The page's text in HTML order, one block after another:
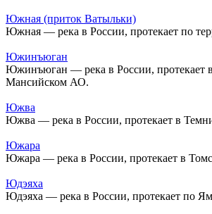
Южная (приток Ватыльки)
Южная — река в России, протекает по
Южинъюган
Южинъюган — река в России, протекает
Мансийском АО.
Южва
Южва — река в России, протекает в
Южара
Южара — река в России, протекает в
Юдэяха
Юдэяха — река в России, протекает по